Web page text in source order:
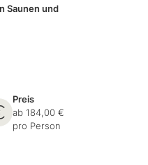
Saunen und
Preis
ab 184,00 €
pro Person